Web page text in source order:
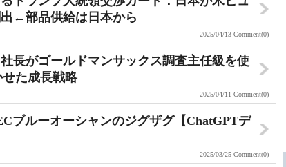
←部品供給は日本から
2025/04/13 Comment(0)
長がゴールドマンサックス調査主任級を使
た成長戦略
2025/04/11 Comment(0)
ブルーオーシャンのジグザグ【ChatGPTデ
2025/03/25 Comment(0)